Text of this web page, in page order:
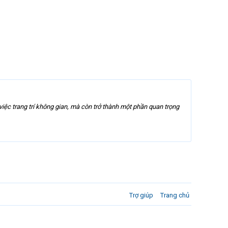
trang trí không gian, mà còn trở thành một phần quan trọng
Trợ giúp Trang chủ